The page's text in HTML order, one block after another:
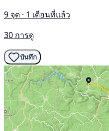
9 จุด · 1 เดือนที่แล้ว
30 การดู
บันทึก